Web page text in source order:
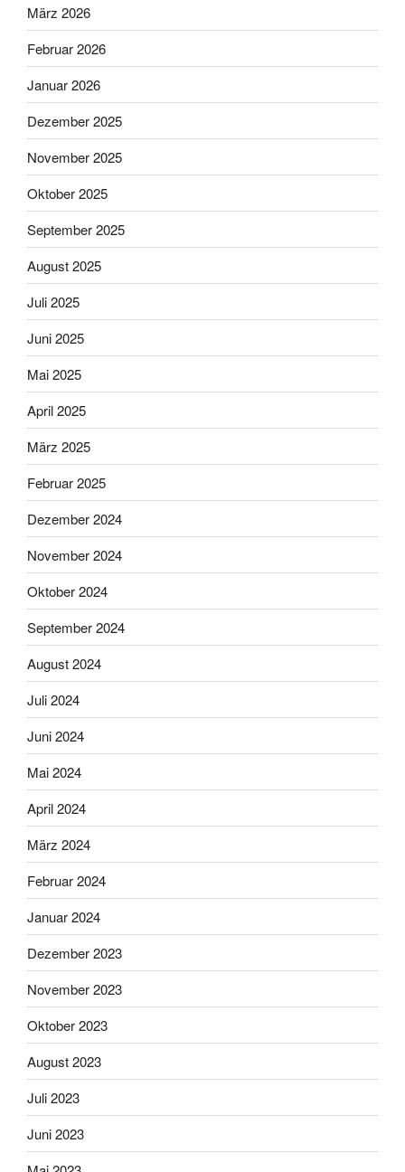
März 2026
Februar 2026
Januar 2026
Dezember 2025
November 2025
Oktober 2025
September 2025
August 2025
Juli 2025
Juni 2025
Mai 2025
April 2025
März 2025
Februar 2025
Dezember 2024
November 2024
Oktober 2024
September 2024
August 2024
Juli 2024
Juni 2024
Mai 2024
April 2024
März 2024
Februar 2024
Januar 2024
Dezember 2023
November 2023
Oktober 2023
August 2023
Juli 2023
Juni 2023